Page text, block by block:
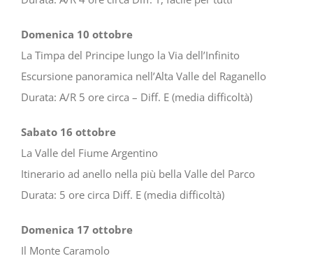
Domenica 10 ottobre
La Timpa del Principe lungo la Via dell’Infinito
Escursione panoramica nell’Alta Valle del Raganello
Durata: A/R 5 ore circa – Diff. E (media difficoltà)
Sabato 16 ottobre
La Valle del Fiume Argentino
Itinerario ad anello nella più bella Valle del Parco
Durata: 5 ore circa Diff. E (media difficoltà)
Domenica 17 ottobre
Il Monte Caramolo